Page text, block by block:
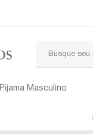
Pijama Masculino